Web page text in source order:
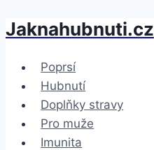
Přeskočit
obsah
Jaknahubnuti.cz
Poprsí
Hubnutí
Doplňky stravy
Pro muže
Imunita